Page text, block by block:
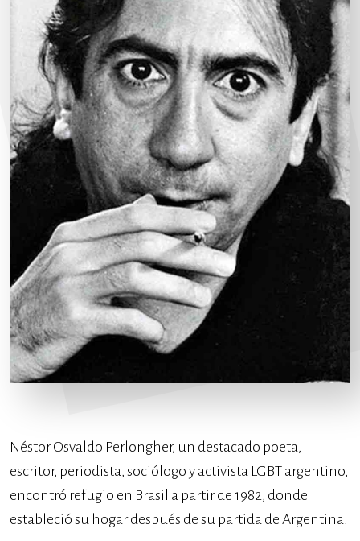
Néstor Osvaldo Perlongher, un destacado poeta,
escritor, periodista, sociólogo y activista LGBT argentino,
encontró refugio en Brasil a partir de 1982, donde
estableció su hogar después de su partida de Argentina.